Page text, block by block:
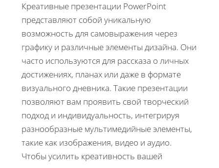
Креативные презентации PowerPoint
представляют собой уникальную
возможность для самовыражения через
графику и различные элементы дизайна. Они
часто используются для рассказа о личных
достижениях, планах или даже в формате
визуального дневника. Такие презентации
позволяют вам проявить свой творческий
подход и индивидуальность, интегрируя
разнообразные мультимедийные элементы,
такие как изображения, видео и аудио.
Чтобы усилить креативность вашей